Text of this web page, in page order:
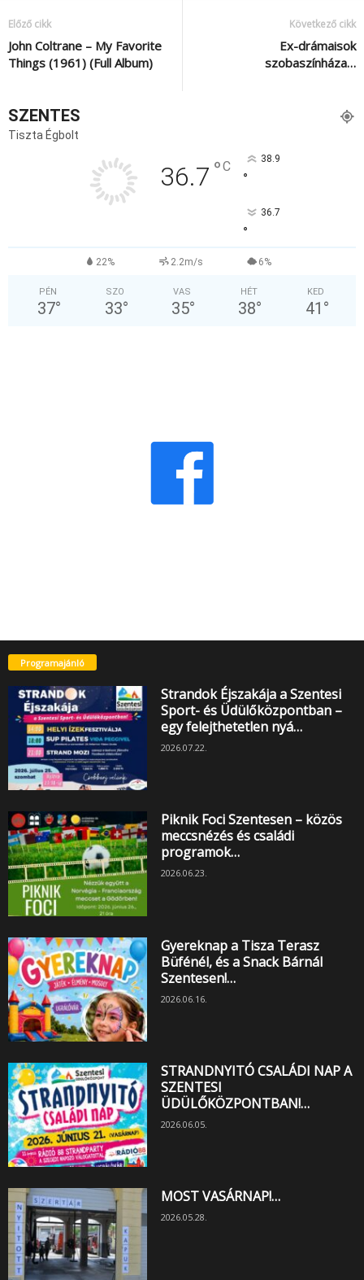
Előző cikk
John Coltrane – My Favorite
Things (1961) (Full Album)
Következő cikk
Ex-drámaisok
szobaszínháza…
SZENTES
Tiszta Égbolt
36.7 °C 38.9
°
36.7
°
22% 2.2m/s 6%
PÉN
37°
SZO
33°
VAS
35°
HÉT
38°
KED
41 °
Programajánló
Strandok Éjszakája a Szentesi
Sport- és Üdülőközpontban –
egy felejthetetlen nyá…
2026.07.22.
Piknik Foci Szentesen – közös
meccsnézés és családi
programok…
2026.06.23.
Gyereknap a Tisza Terasz
Büfénél, és a Snack Bárnál
Szentesen!…
2026.06.16.
STRANDNYITÓ CSALÁDI NAP A
SZENTESI
ÜDÜLŐKÖZPONTBAN!…
2026.06.05.
MOST VASÁRNAP!…
2026.05.28.